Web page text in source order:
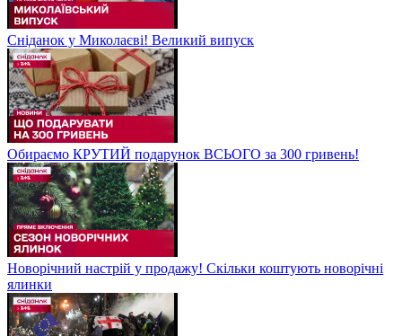
Сніданок у Миколаєві! Великий випуск
Обираємо КРУТИЙ подарунок ВСЬОГО за 300 гривень!
Новорічний настрій у продажу! Скільки коштують новорічні
ялинки